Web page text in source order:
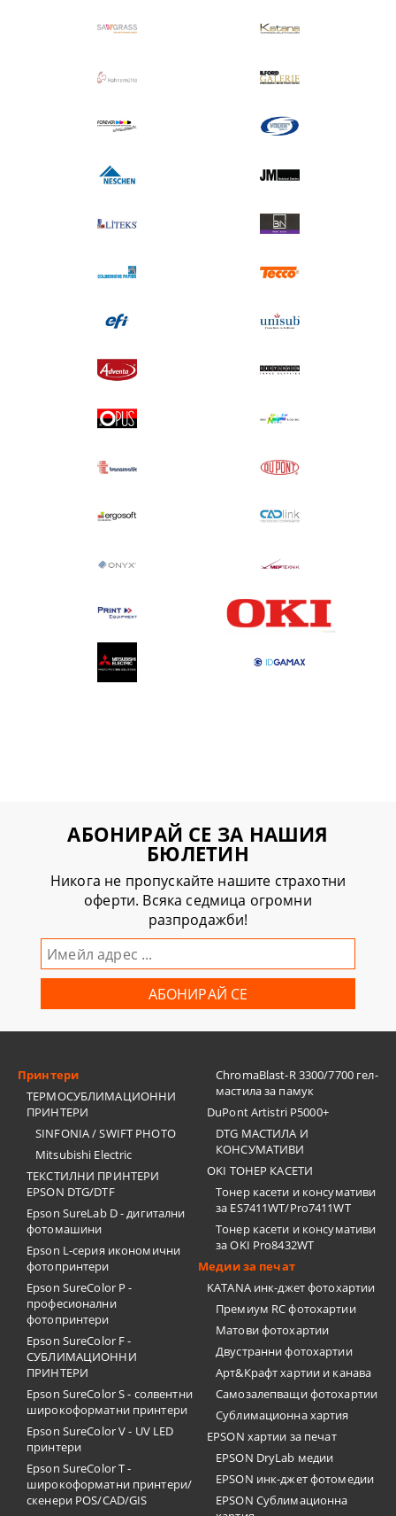
АБОНИРАЙ СЕ ЗА НАШИЯ
БЮЛЕТИН
Никога не пропускайте нашите страхотни
оферти. Всяка седмица огромни
разпродажби!
Принтери
ТЕРМОСУБЛИМАЦИОННИ
ПРИНТЕРИ
SINFONIA / SWIFT PHOTO
Mitsubishi Electric
ТЕКСТИЛНИ ПРИНТЕРИ
EPSON DTG/DTF
Epson SureLab D - дигитални
фотомашини
Epson L-серия икономични
фотопринтери
Epson SureColor P -
професионални
фотопринтери
Epson SureColor F -
СУБЛИМАЦИОННИ
ПРИНТЕРИ
Epson SureColor S - солвентни
широкоформатни принтери
Epson SureColor V - UV LED
принтери
Epson SureColor T -
широкоформатни принтери/
скенери POS/CAD/GIS
ChromaBlast-R 3300/7700 гел-
мастила за памук
DuPont Artistri P5000+
DTG МАСТИЛА И
КОНСУМАТИВИ
OKI ТОНЕР КАСЕТИ
Тонер касети и консумативи
за ES7411WT/Pro7411WT
Тонер касети и консумативи
за OKI Pro8432WT
Медии за печат
KATANA инк-джет фотохартии
Премиум RC фотохартии
Матови фотохартии
Двустранни фотохартии
Арт&Крафт хартии и канава
Самозалепващи фотохартии
Сублимационна хартия
EPSON хартии за печат
EPSON DryLab медии
EPSON инк-джет фотомедии
EPSON Сублимационна